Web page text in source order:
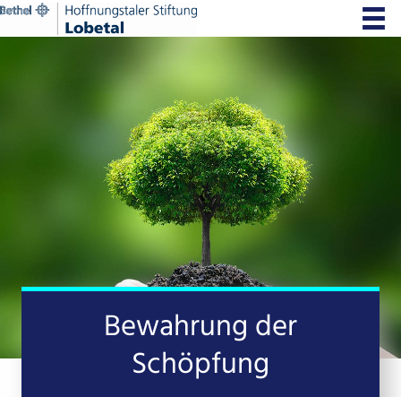
Zum
Inhalt
Bewahrung der
Schöpfung